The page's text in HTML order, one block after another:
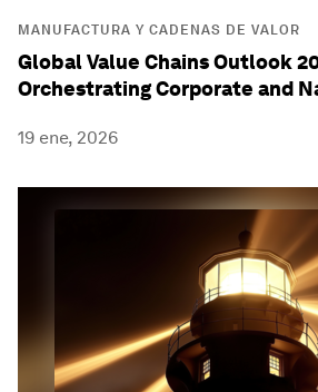
MANUFACTURA Y CADENAS DE VALOR
Global Value Chains Outlook
Orchestrating Corporate and
19 ene, 2026